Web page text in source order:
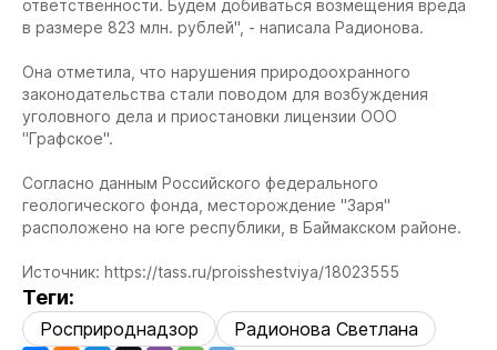
ответственности. Будем добиваться возмещения вреда
в размере 823 млн. рублей", - написала Радионова.
Она отметила, что нарушения природоохранного
законодательства стали поводом для возбуждения
уголовного дела и приостановки лицензии ООО
"Графское".
Согласно данным Российского федерального
геологического фонда, месторождение "Заря"
расположено на юге республики, в Баймакском районе.
Источник: https://tass.ru/proisshestviya/18023555
Теги:
Росприроднадзор Радионова Светлана